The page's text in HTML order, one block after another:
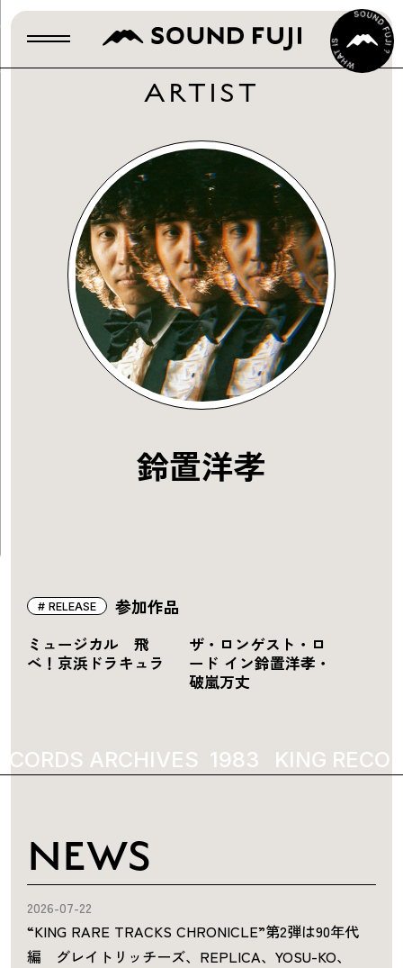
ARTIST
鈴置洋孝
参加作品
RELEASE
ミュージカル 飛
べ！京浜ドラキュラ
ザ・ロンゲスト・ロ
ード イン鈴置洋孝・
破嵐万丈
ARCHIVES 1983 KING
NEWS
2026-07-22
“KING RARE TRACKS CHRONICLE”第2弾は90年代
編 グレイトリッチーズ、REPLICA、YOSU-KO、